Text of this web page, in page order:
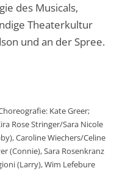
des Musicals,
Theaterkultur
und an der Spree.
Kate Greer;
Rose Stringer/Sara Nicole
Caroline Wiechers/Celine
(Connie), Sara Rosenkranz
(Larry), Wim Lefebure